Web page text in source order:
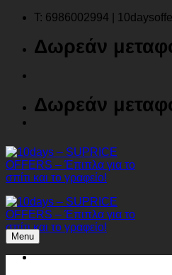
Μετάβαση
περιεχόμενο
T: 6986002994 |
Δωρεάν
Δωρεάν
Menu